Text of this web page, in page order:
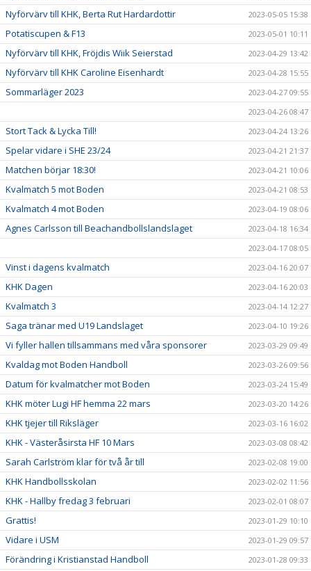
Nyförvärv till KHK, Berta Rut Hardardottir 2023-05-05 15:38
Potatiscupen & F13 2023-05-01 10:11
Nyförvärv till KHK, Fröjdis Wiik Seierstad 2023-04-29 13:42
Nyförvärv till KHK Caroline Eisenhardt 2023-04-28 15:55
Sommarläger 2023
2023-04-27 09:55
2023-04-26 08:47
Stort Tack & Lycka Till! 2023-04-24 13:26
Spelar vidare i SHE 23/24 2023-04-21 21:37
Matchen börjar 18:30! 2023-04-21 10:06
Kvalmatch 5 mot Boden 2023-04-21 08:53
Kvalmatch 4 mot Boden 2023-04-19 08:06
Agnes Carlsson till Beachandbollslandslaget
2023-04-18 16:34
2023-04-17 08:05
Vinst i dagens kvalmatch 2023-04-16 20:07
KHK Dagen 2023-04-16 20:03
Kvalmatch 3 2023-04-14 12:27
Saga tränar med U19 Landslaget 2023-04-10 19:26
Vi fyller hallen tillsammans med våra sponsorer 2023-03-29 09:49
Kvaldag mot Boden Handboll 2023-03-26 09:56
Datum för kvalmatcher mot Boden 2023-03-24 15:49
KHK möter Lugi HF hemma 22 mars 2023-03-20 14:26
KHK tjejer till Riksläger 2023-03-16 16:02
KHK - Västeråsirsta HF 10 Mars 2023-03-08 08:42
Sarah Carlström klar för två år till 2023-02-08 19:00
KHK Handbollsskolan 2023-02-02 11:56
KHK - Hallby fredag 3 februari 2023-02-01 08:07
Grattis! 2023-01-29 10:10
Vidare i USM 2023-01-29 09:57
Förändring i Kristianstad Handboll 2023-01-28 09:33